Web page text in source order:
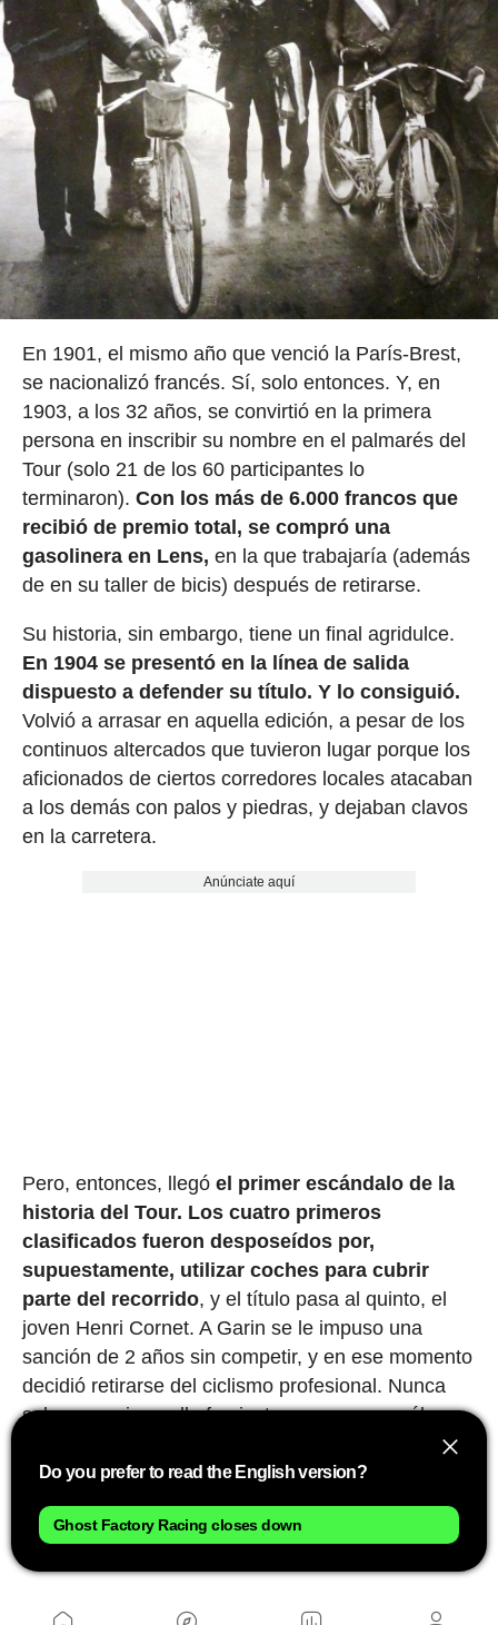
En 1901, el mismo año que venció la París-Brest,
se nacionalizó francés. Sí, solo entonces. Y, en
1903, a los 32 años, se convirtió en la primera
persona en inscribir su nombre en el palmarés del
Tour (solo 21 de los 60 participantes lo
terminaron). Con los más de 6.000 francos que
recibió de premio total, se compró una
gasolinera en Lens, en la que trabajaría (además
de en su taller de bicis) después de retirarse.
Su historia, sin embargo, tiene un final agridulce.
En 1904 se presentó en la línea de salida
dispuesto a defender su título. Y lo consiguió.
Volvió a arrasar en aquella edición, a pesar de los
continuos altercados que tuvieron lugar porque los
aficionados de ciertos corredores locales atacaban
a los demás con palos y piedras, y dejaban clavos
en la carretera.
Anúnciate aquí
Pero, entonces, llegó el primer escándalo de la
historia del Tour. Los cuatro primeros
clasificados fueron desposeídos por,
supuestamente, utilizar coches para cubrir
parte del recorrido, y el título pasa al quinto, el
joven Henri Cornet. A Garin se le impuso una
sanción de 2 años sin competir, y en ese momento
decidió retirarse del ciclismo profesional. Nunca
sabremos si aquello fue justo o no, aunque él
siempre defendió su inocencia. Lo que está claro
es que, por encima de cualquier consideración
deportiva, aquellos hombres que recorrían
distancias imposibles tirando con sus piernas de
'maquinaria pesada' eran auténticos titanes.
Do you prefer to read the English version?
Ghost Factory Racing closes down